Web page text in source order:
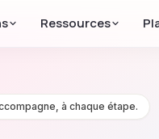
Ressources
à chaque étape.